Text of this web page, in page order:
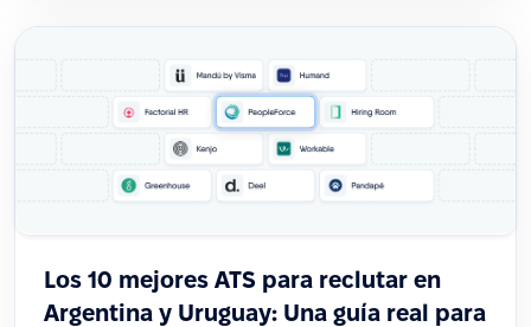
Los 10 mejores ATS para reclutar en
Argentina y Uruguay: Una guía real para